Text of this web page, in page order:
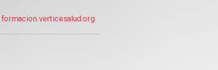
formacion.verticesalud.org